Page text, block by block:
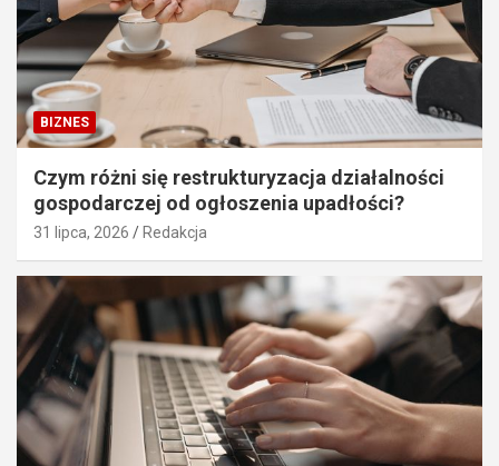
BIZNES
Czym różni się restrukturyzacja działalności
gospodarczej od ogłoszenia upadłości?
31 lipca, 2026 Redakcja